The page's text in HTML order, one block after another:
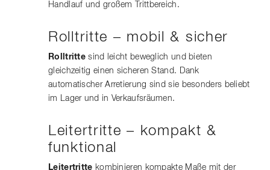
Handlauf und großem Trittbereich.
Rolltritte – mobil & sicher
Rolltritte sind leicht beweglich und bieten
gleichzeitig einen sicheren Stand. Dank
automatischer Arretierung sind sie besonders beliebt
im Lager und in Verkaufsräumen.
Leitertritte – kompakt &
funktional
Leitertritte kombinieren kompakte Maße mit der